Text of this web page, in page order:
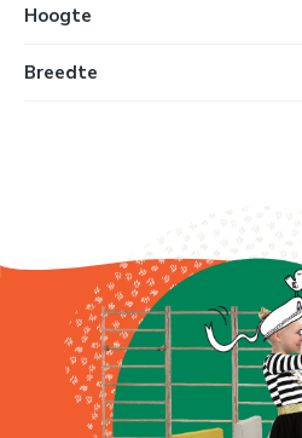
Hoogte
Breedte